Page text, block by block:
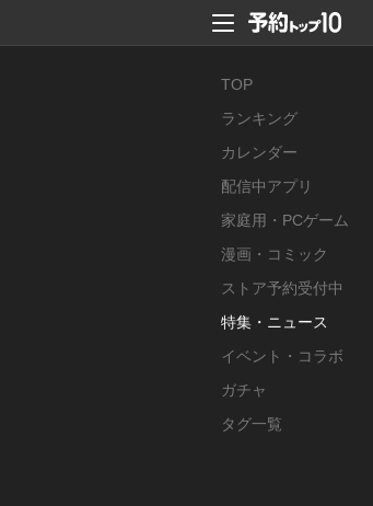
TOP
ランキング
カレンダー
配信中アプリ
家庭用・PCゲーム
漫画・コミック
ストア予約受付中
特集・ニュース
イベント・コラボ
ガチャ
タグ一覧